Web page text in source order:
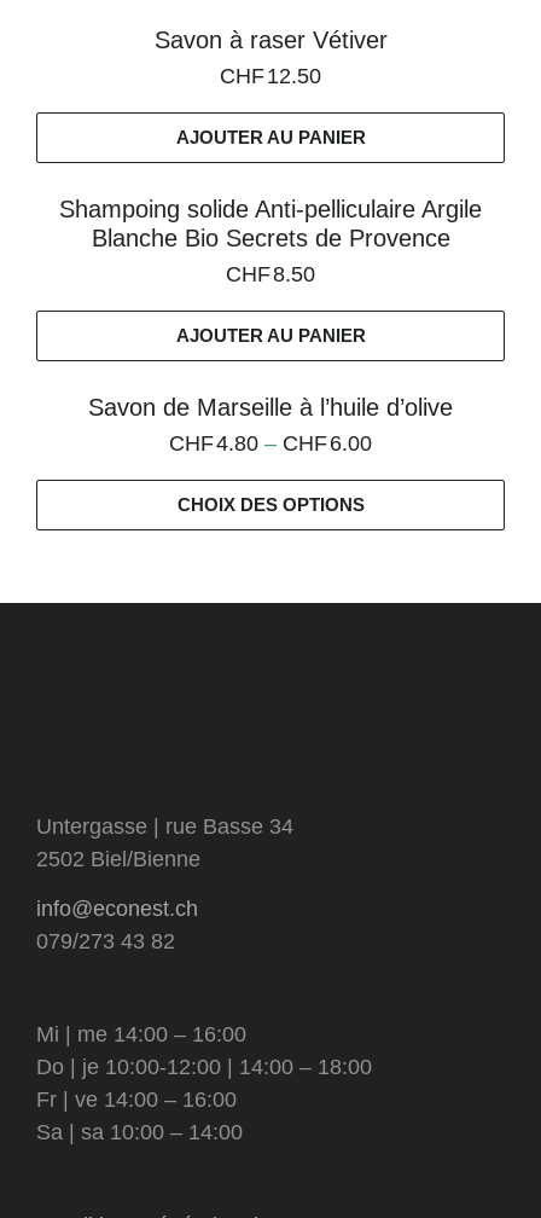
Savon à raser Vétiver
CHF12.50
AJOUTER AU PANIER
Shampoing solide Anti-pelliculaire Argile
Blanche Bio Secrets de Provence
CHF8.50
AJOUTER AU PANIER
Savon de Marseille à l’huile d’olive
CHF4.80 – CHF6.00
CHOIX DES OPTIONS
Untergasse | rue Basse 34
2502 Biel/Bienne
info@econest.ch
079/273 43 82
Mi | me 14:00 – 16:00
Do | je 10:00-12:00 | 14:00 – 18:00
Fr | ve 14:00 – 16:00
Sa | sa 10:00 – 14:00